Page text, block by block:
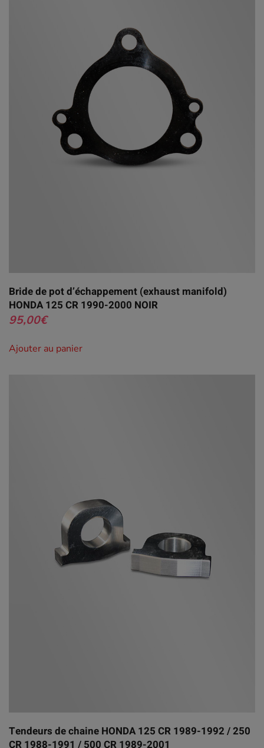
Bride de pot d’échappement (exhaust manifold)
HONDA 125 CR 1990-2000 NOIR
95,00€
Ajouter au panier
Tendeurs de chaine HONDA 125 CR 1989-1992 / 250
CR 1988-1991 / 500 CR 1989-2001